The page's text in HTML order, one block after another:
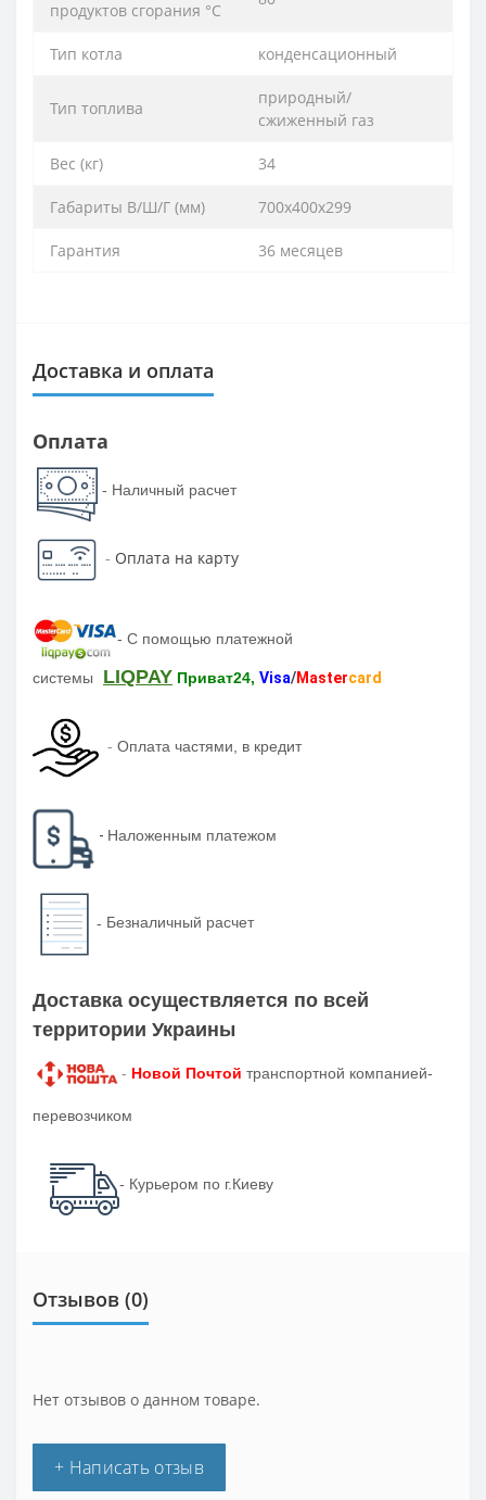
продуктов сгорания °C
Тип котла конденсационный
Тип топлива
природный/
сжиженный газ
Вес (кг) 34
Габариты В/Ш/Г (мм) 700х400х299
Гарантия 36 месяцев
Доставка и оплата
Оплата
- Наличный расчет
- Оплата на карту
- С помощью платежной
системы LIQPAY Приват24, Visa/Mastercard
- Оплата частями, в кредит
- Наложенным платежом
- Безналичный расчет
Доставка осуществляется по всей
территории Украины
- Новой Почтой транспортной компанией-
перевозчиком
- Курьером по г.Киеву
Отзывов (0)
Нет отзывов о данном товаре.
+ Написать отзыв